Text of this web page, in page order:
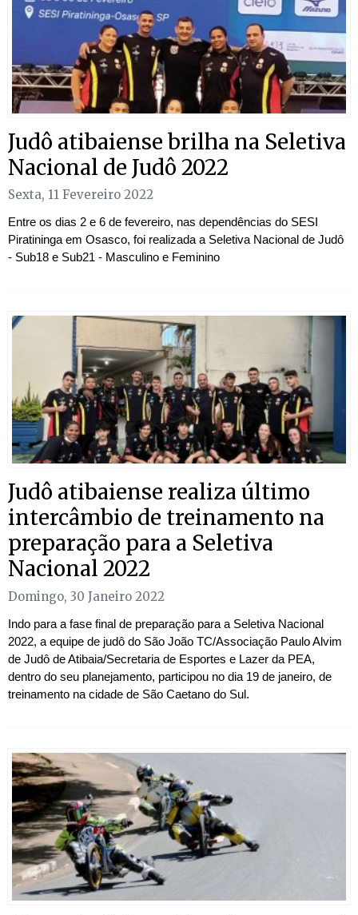
Judô atibaiense brilha na Seletiva
Nacional de Judô 2022
Sexta, 11 Fevereiro 2022
Entre os dias 2 e 6 de fevereiro, nas dependências do SESI
Piratininga em Osasco, foi realizada a Seletiva Nacional de Judô
- Sub18 e Sub21 - Masculino e Feminino
Judô atibaiense realiza último
intercâmbio de treinamento na
preparação para a Seletiva
Nacional 2022
Domingo, 30 Janeiro 2022
Indo para a fase final de preparação para a Seletiva Nacional
2022, a equipe de judô do São João TC/Associação Paulo Alvim
de Judô de Atibaia/Secretaria de Esportes e Lazer da PEA,
dentro do seu planejamento, participou no dia 19 de janeiro, de
treinamento na cidade de São Caetano do Sul.